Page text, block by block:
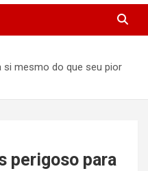
si mesmo do que seu pior
perigoso para